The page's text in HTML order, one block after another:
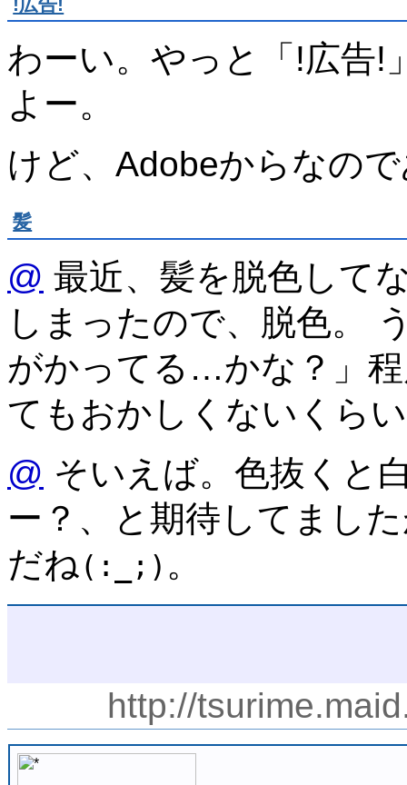
わーい。やっと「!広告!
よー。
けど、Adobeからなの
髪
@ 最近、髪を脱色して
しまったので、脱色。
がかってる…かな？」
てもおかしくないくら
@ そいえば。色抜くと
ー？、と期待してまし
だね (:_;) 。
http://